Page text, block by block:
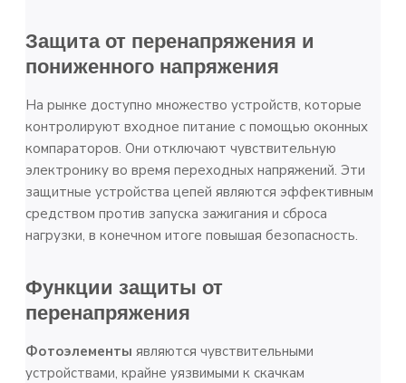
Защита от перенапряжения и
пониженного напряжения
На рынке доступно множество устройств, которые
контролируют входное питание с помощью оконных
компараторов. Они отключают чувствительную
электронику во время переходных напряжений. Эти
защитные устройства цепей являются эффективным
средством против запуска зажигания и сброса
нагрузки, в конечном итоге повышая безопасность.
Функции защиты от
перенапряжения
Фотоэлементы являются чувствительными
устройствами, крайне уязвимыми к скачкам